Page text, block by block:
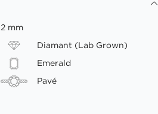
2 mm
Diamant (Lab Grown)
Emerald
Pavé